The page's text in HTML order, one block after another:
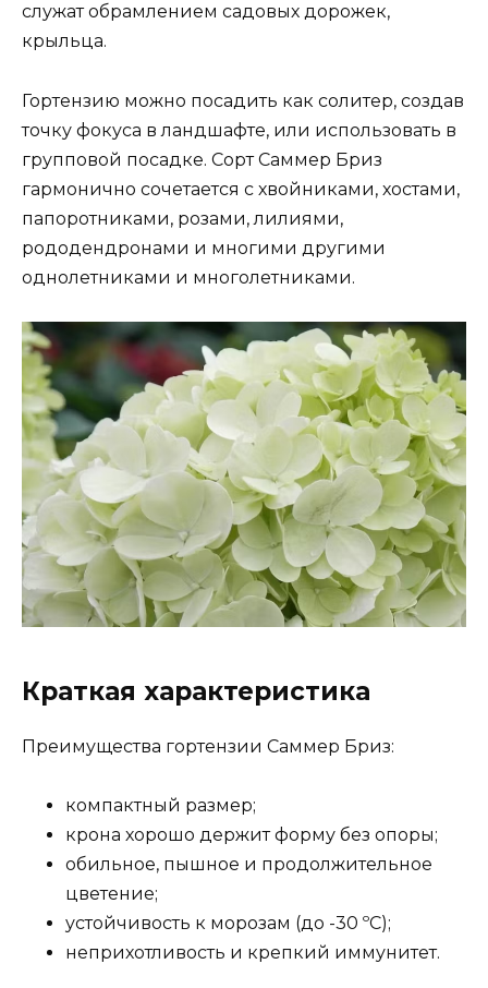
служат обрамлением садовых дорожек,
крыльца.
Гортензию можно посадить как солитер, создав
точку фокуса в ландшафте, или использовать в
групповой посадке. Сорт Саммер Бриз
гармонично сочетается с хвойниками, хостами,
папоротниками, розами, лилиями,
рододендронами и многими другими
однолетниками и многолетниками.
Краткая характеристика
Преимущества гортензии Саммер Бриз:
компактный размер;
крона хорошо держит форму без опоры;
обильное, пышное и продолжительное
цветение;
устойчивость к морозам (до -30 ºC);
неприхотливость и крепкий иммунитет.